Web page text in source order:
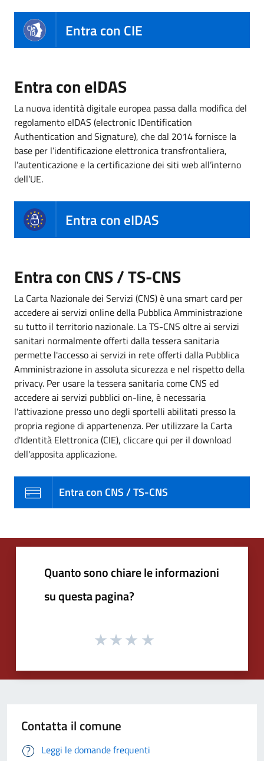
Entra con CIE
Entra con eIDAS
La nuova identità digitale europea passa dalla modifica del
regolamento eIDAS (electronic IDentification
Authentication and Signature), che dal 2014 fornisce la
base per l’identificazione elettronica transfrontaliera,
l’autenticazione e la certificazione dei siti web all’interno
dell’UE.
Entra con eIDAS
Entra con CNS / TS-CNS
La Carta Nazionale dei Servizi (CNS) è una smart card per
accedere ai servizi online della Pubblica Amministrazione
su tutto il territorio nazionale. La TS-CNS oltre ai servizi
sanitari normalmente offerti dalla tessera sanitaria
permette l'accesso ai servizi in rete offerti dalla Pubblica
Amministrazione in assoluta sicurezza e nel rispetto della
privacy. Per usare la tessera sanitaria come CNS ed
accedere ai servizi pubblici on-line, è necessaria
l'attivazione presso uno degli sportelli abilitati presso la
propria regione di appartenenza. Per utilizzare la Carta
d'Identità Elettronica (CIE), cliccare qui per il download
dell'apposita applicazione.
Entra con CNS / TS-CNS
Quanto sono chiare le informazioni
su questa pagina?
Contatta il comune
Leggi le domande frequenti